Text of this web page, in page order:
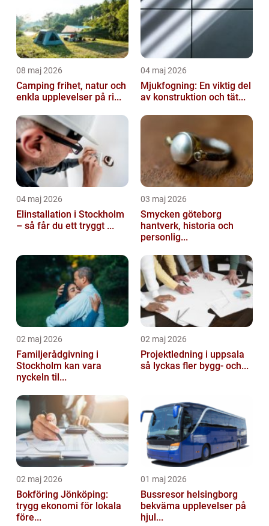
08 maj 2026
Camping frihet, natur och
enkla upplevelser på ri...
04 maj 2026
Mjukfogning: En viktig del
av konstruktion och tät...
04 maj 2026
Elinstallation i Stockholm
– så får du ett tryggt ...
03 maj 2026
Smycken göteborg
hantverk, historia och
personlig...
02 maj 2026
Familjerådgivning i
Stockholm kan vara
nyckeln til...
02 maj 2026
Projektledning i uppsala
så lyckas fler bygg- och...
02 maj 2026
Bokföring Jönköping:
trygg ekonomi för lokala
före...
01 maj 2026
Bussresor helsingborg
bekväma upplevelser på
hjul...